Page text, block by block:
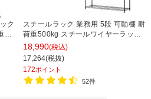
ク
ラ
スチールラック 業務用 5段 可動棚 耐
荷重500kg スチールワイヤーラック
シェルゴ 幅1515×奥行460×高さ
1740mm
18,990(税込)
17,264(税抜)
172ポイント
52件